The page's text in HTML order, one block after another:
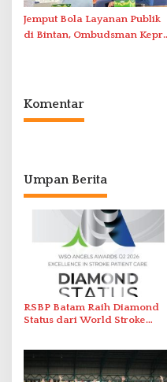
Jemput Bola Layanan Publik
di Bintan, Ombudsman Kepri
Komentar
Umpan Berita
RSBP Batam Raih Diamond
Status dari World Stroke
Berstandar Internasional